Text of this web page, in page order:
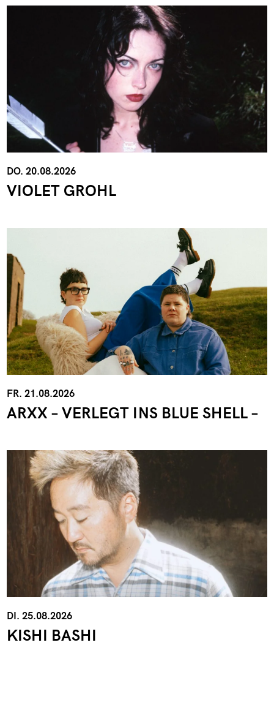
DO. 20.08.2026
VIOLET GROHL
FR. 21.08.2026
ARXX – VERLEGT INS BLUE SHELL –
DI. 25.08.2026
KISHI BASHI